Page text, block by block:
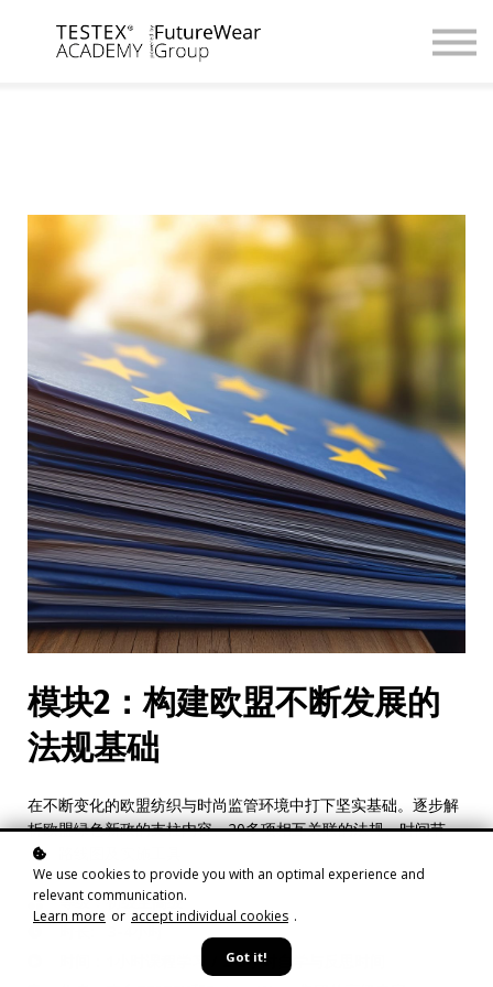
Digital Academy
模块2：构建欧盟不断发展的
法规基础
在不断变化的欧盟纺织与时尚监管环境中打下坚实基础。逐步解
析欧盟绿色新政的支柱内容、20多项相互关联的法规、时间节
点、路线图及实施工具。
等级：初级至高级
时间：1小时课程学习 / 2-3小时自学与反思时间
We use cookies to provide you with an optimal experience and
relevant communication.
Learn more or accept individual cookies .
Got it!